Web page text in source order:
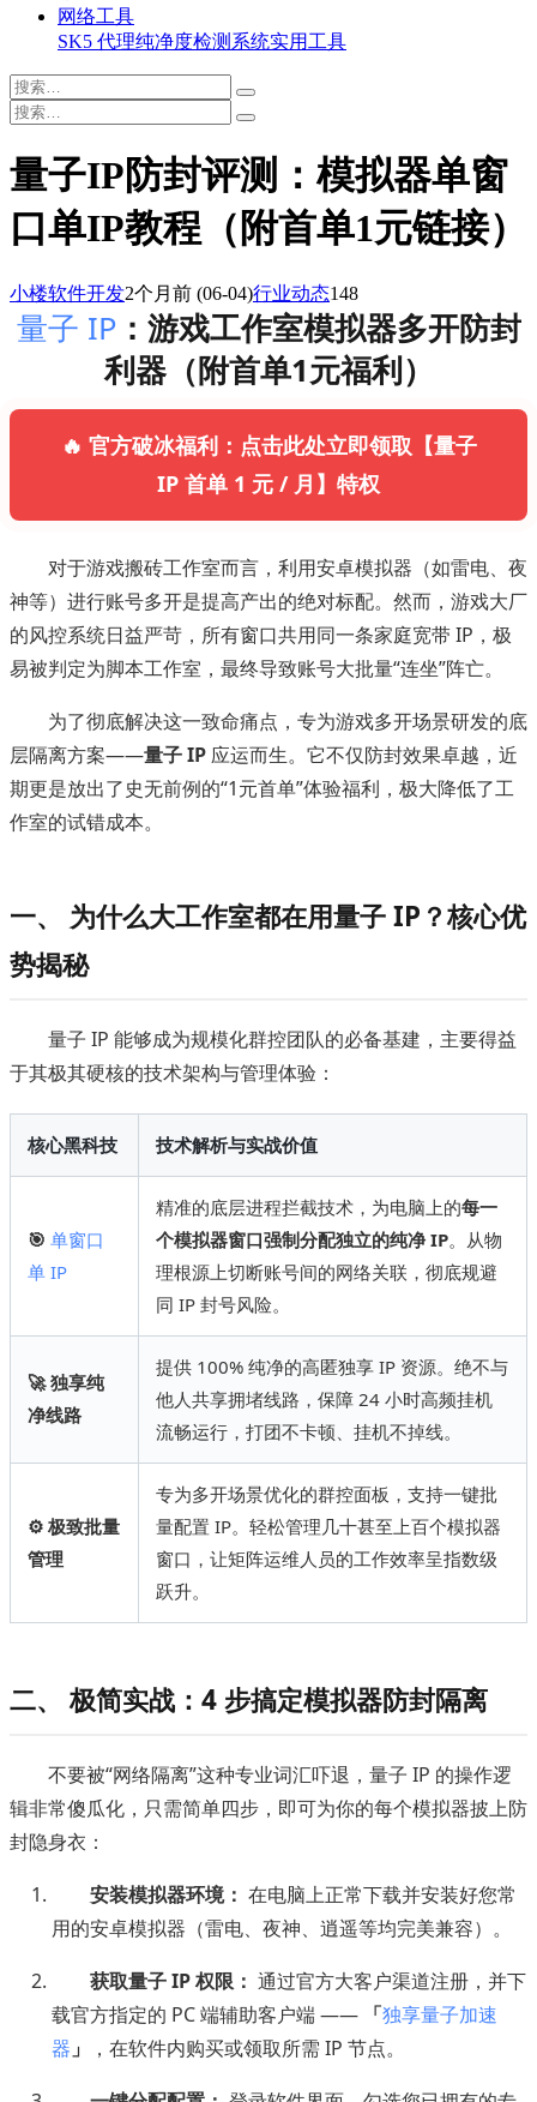
网络工具
SK5 代理纯净度检测系统实用工具
量子IP防封评测：模拟器单窗
口单IP教程（附首单1元链接）
小楼软件开发2个月前 (06-04)行业动态148
量子 IP：游戏工作室模拟器多开防封
利器（附首单1元福利）
🔥 官方破冰福利：点击此处立即领取【量子
IP 首单 1 元 / 月】特权
对于游戏搬砖工作室而言，利用安卓模拟器（如雷电、夜
神等）进行账号多开是提高产出的绝对标配。然而，游戏大厂
的风控系统日益严苛，所有窗口共用同一条家庭宽带 IP，极
易被判定为脚本工作室，最终导致账号大批量“连坐”阵亡。
为了彻底解决这一致命痛点，专为游戏多开场景研发的底
层隔离方案——量子 IP 应运而生。它不仅防封效果卓越，近
期更是放出了史无前例的“1元首单”体验福利，极大降低了工
作室的试错成本。
一、 为什么大工作室都在用量子 IP？核心优
势揭秘
量子 IP 能够成为规模化群控团队的必备基建，主要得益
于其极其硬核的技术架构与管理体验：
核心黑科技 技术解析与实战价值
🎯 单窗口
单 IP
精准的底层进程拦截技术，为电脑上的每一
个模拟器窗口强制分配独立的纯净 IP。从物
理根源上切断账号间的网络关联，彻底规避
同 IP 封号风险。
🚀 独享纯
净线路
提供 100% 纯净的高匿独享 IP 资源。绝不与
他人共享拥堵线路，保障 24 小时高频挂机
流畅运行，打团不卡顿、挂机不掉线。
⚙️ 极致批量
管理
专为多开场景优化的群控面板，支持一键批
量配置 IP。轻松管理几十甚至上百个模拟器
窗口，让矩阵运维人员的工作效率呈指数级
跃升。
二、 极简实战：4 步搞定模拟器防封隔离
不要被“网络隔离”这种专业词汇吓退，量子 IP 的操作逻
辑非常傻瓜化，只需简单四步，即可为你的每个模拟器披上防
封隐身衣：
安装模拟器环境： 在电脑上正常下载并安装好您常
用的安卓模拟器（雷电、夜神、逍遥等均完美兼容）。
获取量子 IP 权限： 通过官方大客户渠道注册，并下
载官方指定的 PC 端辅助客户端 —— 「独享量子加速
器 」
，在软件内购买或领取所需 IP 节点。